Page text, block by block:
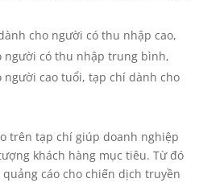
cho người có thu nhập cao,
người có thu nhập trung bình,
người cao tuổi, tạp chí dành cho
trên tạp chí giúp doanh nghiệp
khách hàng mục tiêu. Từ đó
cáo cho chiến dịch truyền